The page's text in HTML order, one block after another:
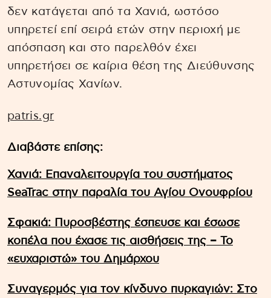
δεν κατάγεται από τα Χανιά, ωστόσο
υπηρετεί επί σειρά ετών στην περιοχή με
απόσπαση και στο παρελθόν έχει
υπηρετήσει σε καίρια θέση της Διεύθυνσης
Αστυνομίας Χανίων.
patris.gr
Διαβάστε επίσης:
Χανιά: Επαναλειτουργία του συστήματος
SeaTrac στην παραλία του Αγίου Ονουφρίου
Σφακιά: Πυροσβέστης έσπευσε και έσωσε
κοπέλα που έχασε τις αισθήσεις της – Το
«ευχαριστώ» του Δημάρχου
Συναγερμός για τον κίνδυνο πυρκαγιών: Στο